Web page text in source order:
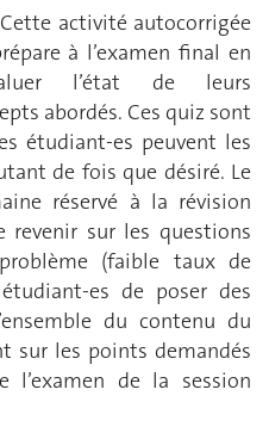
activité autocorrigée
à l’examen final en
l’état de leurs
abordés. Ces quiz sont
étudiant-es peuvent les
de fois que désiré. Le
réservé à la révision
revenir sur les questions
(faible taux de
es de poser des
du contenu du
sur les points demandés
de la session